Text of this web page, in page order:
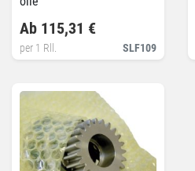
SLF109
Ab 115,31 €
per 1 Rll.